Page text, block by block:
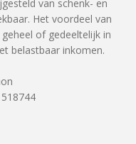
van schenk- en
Het voordeel van
of gedeeltelijk in
belastbaar inkomen.